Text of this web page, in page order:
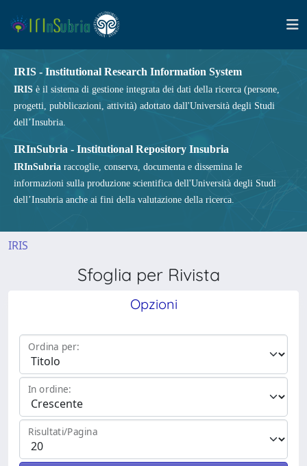
IRIS - Institutional Research Information System
IRIS è il sistema di gestione integrata dei dati della ricerca (persone,
progetti, pubblicazioni, attività) adottato dall'Università degli Studi
dell’Insubria.
IRInSubria - Institutional Repository Insubria
IRInSubria raccoglie, conserva, documenta e dissemina le
informazioni sulla produzione scientifica dell'Università degli Studi
dell’Insubria anche ai fini della valutazione della ricerca.
IRIS
Sfoglia per Rivista
Opzioni
Ordina per:
In ordine:
Risultati/Pagina